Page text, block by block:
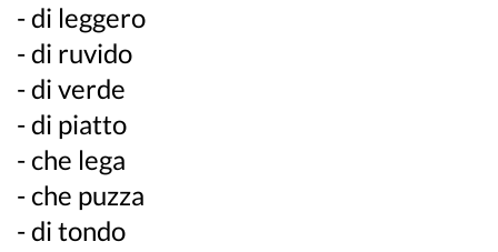
- di leggero
- di ruvido
- di verde
- di piatto
- che lega
- che puzza
- di tondo